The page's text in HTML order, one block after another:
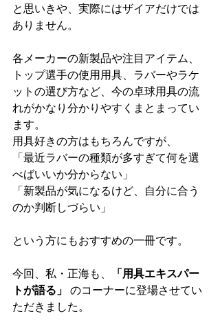
と思いきや、実際にはザイアだけでは
ありません。
各メーカーの新製品や注目アイテム、
トップ選手の使用用具、ラバーやラケ
ットの選び方など、今の卓球用具の流
れがかなり分かりやすくまとまってい
ます。
用具好きの方はもちろんですが、
「最近ラバーの種類が多すぎて何を選
べばいいか分からない」
「新製品が気になるけど、自分に合う
のか判断しづらい」
という方にもおすすめの一冊です。
今回、私・正海も、
「用具エキスパー
トが語る」
のコーナーに登場させてい
ただきました。